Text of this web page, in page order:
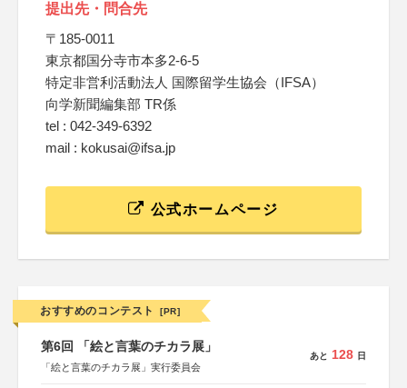
提出先・問合先
〒185-0011
東京都国分寺市本多2-6-5
特定非営利活動法人 国際留学生協会（IFSA）
向学新聞編集部 TR係
tel : 042-349-6392
mail : kokusai@ifsa.jp
公式ホームページ
おすすめのコンテスト [PR]
第6回 「絵と言葉のチカラ展」
「絵と言葉のチカラ展」実行委員会
あと 128 日